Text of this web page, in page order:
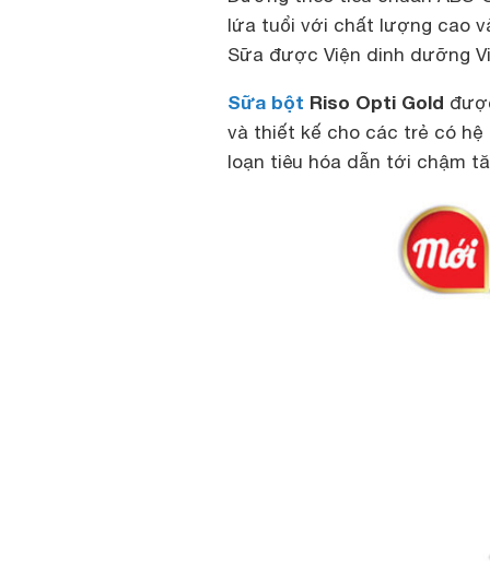
lứa tuổi với chất lượng cao
Sữa được Viện dinh dưỡng
Sữa bột Riso Opti Gold
và thiết kế cho các trẻ có hệ
loạn tiêu hóa dẫn tới chậm